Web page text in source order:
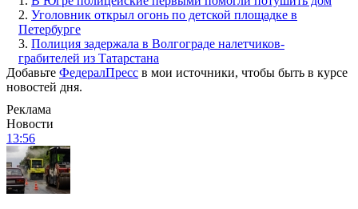
2. Уголовник открыл огонь по детской площадке в
Петербурге
3. Полиция задержала в Волгограде налетчиков-
грабителей из Татарстана
Добавьте ФедералПресс в мои источники, чтобы быть в курсе
новостей дня.
Реклама
Новости
13:56